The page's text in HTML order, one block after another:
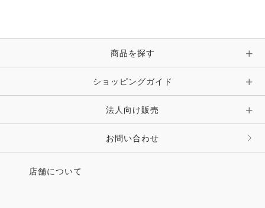
時計・財布・キーケース・革小物
キーホルダー・チャーム・ストラップ
その他 ファッション雑貨
ピン・ブローチ・コサージュ
その他 アクセサリー
商品を探す
ショッピングガイド
法人向け販売
お問い合わせ
店舗について